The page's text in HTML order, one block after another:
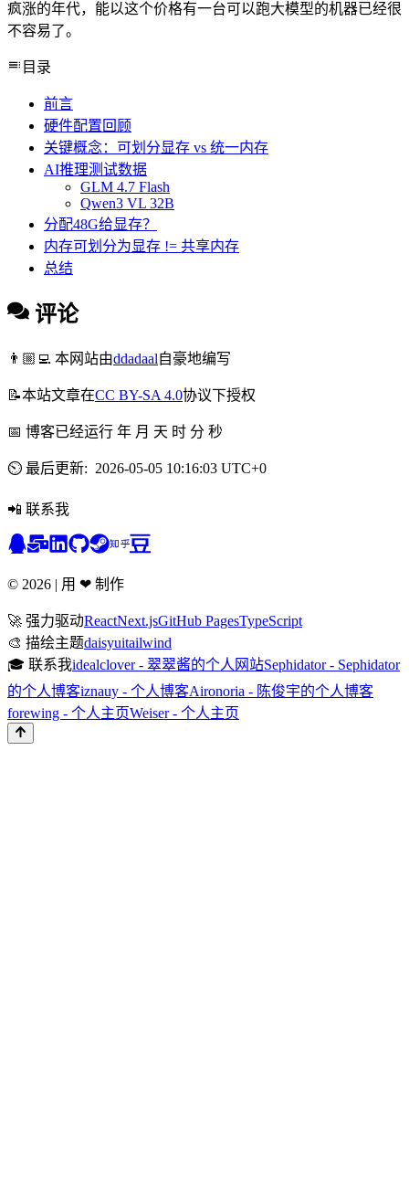
疯涨的年代，能以这个价格有一台可以跑大模型的机器已经很
不容易了。
目录
前言
硬件配置回顾
关键概念：可划分显存 vs 统一内存
AI推理测试数据
GLM 4.7 Flash
Qwen3 VL 32B
分配48G给显存？
内存可划分为显存 != 共享内存
总结
评论
👨🏼‍💻 本网站由ddadaal自豪地编写
📝本站文章在CC BY-SA 4.0协议下授权
📅 博客已经运行 年 月 天 时 分 秒
⏲️ 最后更新: 2026-05-05 10:16:03 UTC+0
📲 联系我
© 2026 | 用 ❤ 制作
🚀 强力驱动ReactNext.jsGitHub PagesTypeScript
🎨 描绘主题daisyuitailwind
🎓 联系我idealclover - 翠翠酱的个人网站Sephidator - Sephidator
的个人博客iznauy - 个人博客Aironoria - 陈俊宇的个人博客
forewing - 个人主页Weiser - 个人主页